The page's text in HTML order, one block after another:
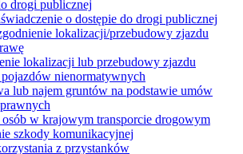
drogi publicznej
o dostępie do drogi publicznej
lokalizacji/przebudowy zjazdu
lokalizacji lub przebudowy zjazdu
pojazdów nienormatywnych
lub najem gruntów na podstawie umów
osób w krajowym transporcie drogowym
szkody komunikacyjnej
z przystanków